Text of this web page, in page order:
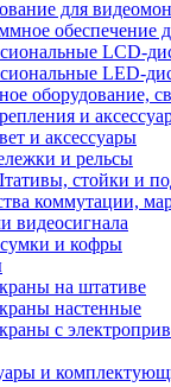
для
обеспечение
LCD-
LED-
оборудование,
и
и аксессуары
и рельсы
стойки и
коммутации,
видеосигнала
и кофры
на штативе
настенные
с
и